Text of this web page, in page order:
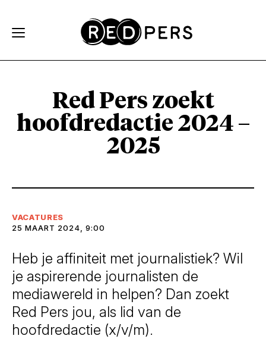
Red Pers zoekt
hoofdredactie 2024 –
2025
VACATURES
25 MAART 2024, 9:00
Heb je affiniteit met journalistiek? Wil
je aspirerende journalisten de
mediawereld in helpen? Dan zoekt
Red Pers jou, als lid van de
hoofdredactie (x/v/m).